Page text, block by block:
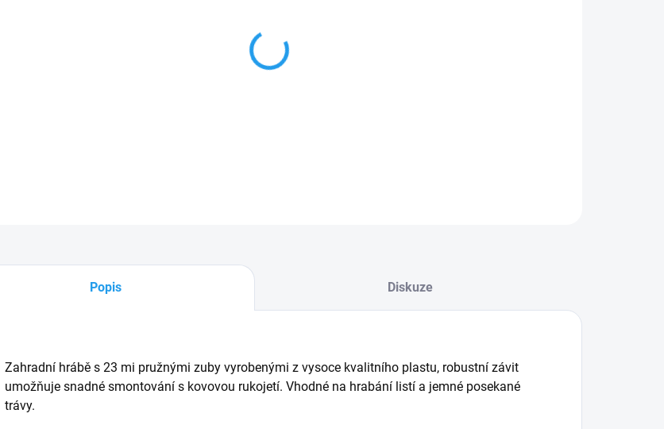
Popis Diskuze
Zahradní hrábě s 23 mi pružnými zuby vyrobenými z vysoce kvalitního plastu, robustní závit
umožňuje snadné smontování s kovovou rukojetí. Vhodné na hrabání listí a jemné posekané
trávy.